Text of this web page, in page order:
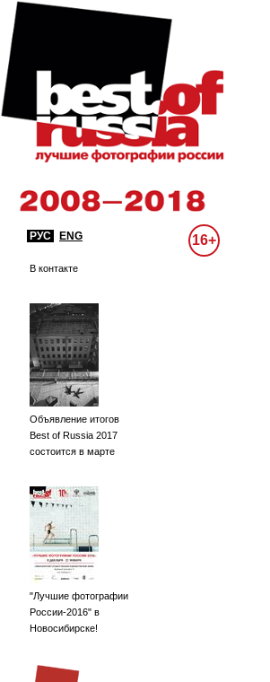
РУС ENG 16+
В контакте
Объявление итогов
Best of Russia 2017
состоится в марте
"Лучшие фотографии
России-2016" в
Новосибирске!